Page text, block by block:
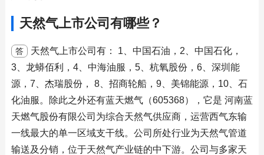
天然气上市公司有哪些？
答
天然气上市公司有： 1、中国石油，2、中国石化，
3、龙蟒佰利，4、中海油服，5、杭氧股份，6、深圳能
源，7、杰瑞股份， 8、招商轮船，9、美锦能源，10、石
化油服。除此之外还有蓝天燃气（605368），它是 河南蓝
天燃气股份有限公司为综合天然气供应商，运营西气东输
一线最大的单一区域支干线。公司所处行业为天然气管道
输送及分销，位于天然气产业链的中下游。公司与多家天